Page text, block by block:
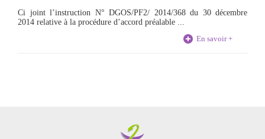
Ci joint l’instruction N° DGOS/PF2/ 2014/368 du 30 décembre
2014 relative à la procédure d’accord préalable ...
En savoir +